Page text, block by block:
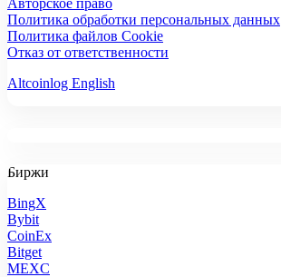
Политика обработки персональных данных
Политика файлов Cookie
Отказ от ответственности
Altcoinlog English
Биржи
BingX
Bybit
CoinEx
Bitget
MEXC